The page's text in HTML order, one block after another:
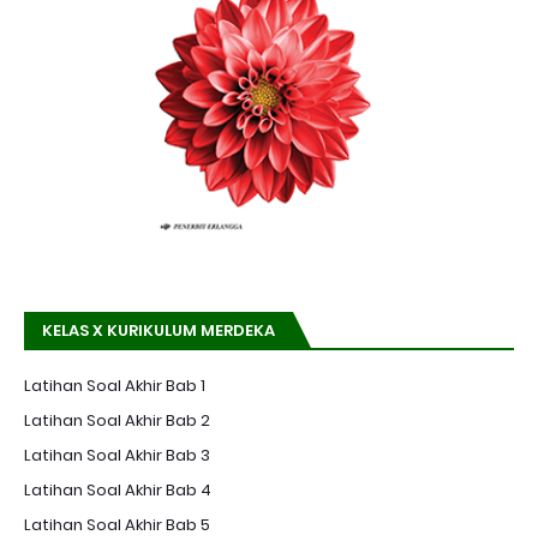
KELAS X KURIKULUM MERDEKA
Latihan Soal Akhir Bab 1
Latihan Soal Akhir Bab 2
Latihan Soal Akhir Bab 3
Latihan Soal Akhir Bab 4
Latihan Soal Akhir Bab 5